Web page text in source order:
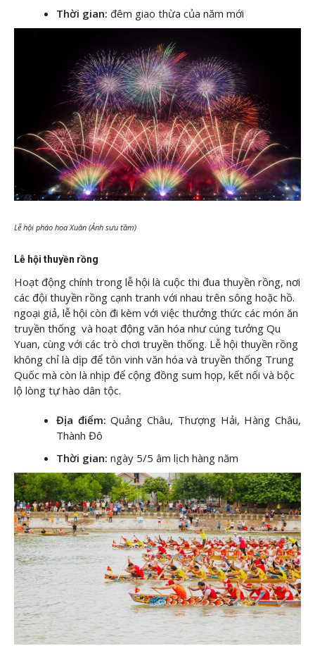
Thời gian: đêm giao thừa của năm mới
Lễ hội pháo hoa Xuân (Ảnh sưu tầm)
Lễ hội thuyền rồng
Hoạt động chính trong lễ hội là cuộc thi đua thuyền rồng, nơi
các đội thuyền rồng cạnh tranh với nhau trên sông hoặc hồ.
ngoại giả, lễ hội còn đi kèm với việc thưởng thức các món ăn
truyền thống và hoạt động văn hóa như cúng tưởng Qu
Yuan, cùng với các trò chơi truyền thống. Lễ hội thuyền rồng
không chỉ là dịp để tôn vinh văn hóa và truyền thống Trung
Quốc mà còn là nhịp để cộng đồng sum họp, kết nối và bộc
lộ lòng tự hào dân tộc.
Địa điểm: Quảng Châu, Thượng Hải, Hàng Châu,
Thành Đô
Thời gian: ngày 5/5 âm lịch hàng năm